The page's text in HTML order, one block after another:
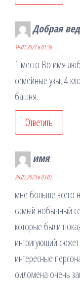
Добрая
19.01.2021 в 01:36
1 место Во имя
семейные узы, 4
башня.
Ответить
имя:
26.02.2023 в 03:02
мне больше всего
самый нобычный
которые были
интригующий
интересные
филомена очень